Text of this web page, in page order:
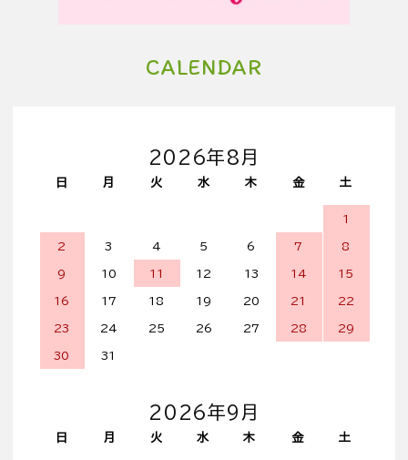
CALENDAR
2026年8月
日 月 火 水 木 金 土
1
2 3 4 5 6 7 8
9 10 11 12 13 14 15
16 17 18 19 20 21 22
23 24 25 26 27 28 29
30 31
2026年9月
日 月 火 水 木 金 土